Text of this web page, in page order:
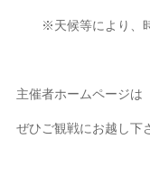
※天候等により、
主催者ホームページは
ぜひご観戦にお越し下